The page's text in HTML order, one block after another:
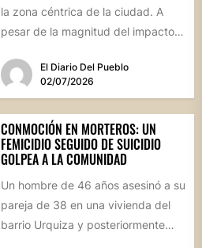
la zona céntrica de la ciudad. A
pesar de la magnitud del impacto,
El Diario Del Pueblo
02/07/2026
CONMOCIÓN EN MORTEROS: UN
FEMICIDIO SEGUIDO DE SUICIDIO
GOLPEA A LA COMUNIDAD
Un hombre de 46 años asesinó a su
pareja de 38 en una vivienda del
barrio Urquiza y posteriormente